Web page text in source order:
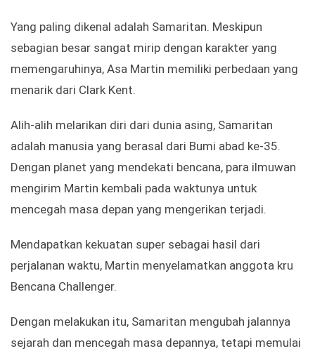
Yang paling dikenal adalah Samaritan. Meskipun
sebagian besar sangat mirip dengan karakter yang
memengaruhinya, Asa Martin memiliki perbedaan yang
menarik dari Clark Kent.
Alih-alih melarikan diri dari dunia asing, Samaritan
adalah manusia yang berasal dari Bumi abad ke-35.
Dengan planet yang mendekati bencana, para ilmuwan
mengirim Martin kembali pada waktunya untuk
mencegah masa depan yang mengerikan terjadi.
Mendapatkan kekuatan super sebagai hasil dari
perjalanan waktu, Martin menyelamatkan anggota kru
Bencana Challenger.
Dengan melakukan itu, Samaritan mengubah jalannya
sejarah dan mencegah masa depannya, tetapi memulai